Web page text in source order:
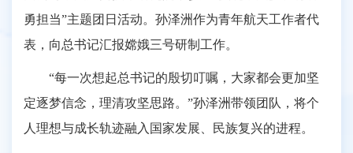
勇担当”主题团日活动。孙泽洲作为青年航天工作者代
表，向总书记汇报嫦娥三号研制工作。
“每一次想起总书记的殷切叮嘱，大家都会更加坚
定逐梦信念，理清攻坚思路。”孙泽洲带领团队，将个
人理想与成长轨迹融入国家发展、民族复兴的进程。